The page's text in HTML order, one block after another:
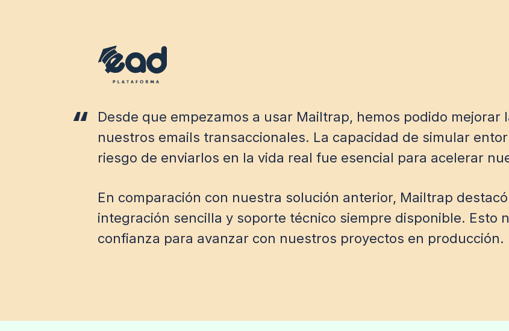
Desde que empezamos a usar Mailtrap, hemos podido mejorar
nuestros emails transaccionales. La capacidad de simular
riesgo de enviarlos en la vida real fue esencial para acelerar
En comparación con nuestra solución anterior, Mailtrap
integración sencilla y soporte técnico siempre disponible. Esto
confianza para avanzar con nuestros proyectos en producción.